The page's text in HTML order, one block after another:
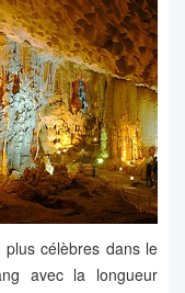
plus célèbres dans le
avec la longueur